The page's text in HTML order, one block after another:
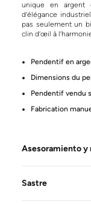
unique en argent
d’élégance
pas seulement un
clin d’œil à
Pendentif en
Dimensions du
Pendentif vendu
Fabrication
Asesoramiento
Sastre